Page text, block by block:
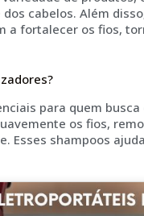
cabelos. Além
a fortalecer os fios,
para quem
os fios,
Esses shampoos